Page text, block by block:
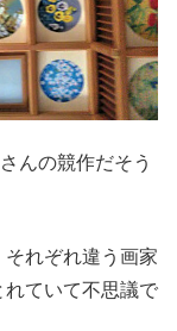
んの競作だそう
れぞれ違う画家
れていて不思議で